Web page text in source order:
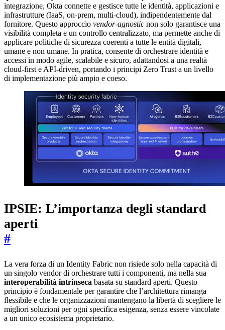
integrazione, Okta connette e gestisce tutte le identità, applicazioni e
infrastrutture (IaaS, on-prem, multi-cloud), indipendentemente dal
fornitore. Questo approccio vendor-agnostic non solo garantisce una
visibilità completa e un controllo centralizzato, ma permette anche di
applicare politiche di sicurezza coerenti a tutte le entità digitali,
umane e non umane. In pratica, consente di orchestrare identità e
accessi in modo agile, scalabile e sicuro, adattandosi a una realtà
cloud-first e API-driven, portando i principi Zero Trust a un livello
di implementazione più ampio e coeso.
IPSIE: L’importanza degli standard
aperti
#
La vera forza di un Identity Fabric non risiede solo nella capacità di
un singolo vendor di orchestrare tutti i componenti, ma nella sua
interoperabilità intrinseca basata su standard aperti. Questo
principio è fondamentale per garantire che l’architettura rimanga
flessibile e che le organizzazioni mantengano la libertà di scegliere le
migliori soluzioni per ogni specifica esigenza, senza essere vincolate
a un unico ecosistema proprietario.